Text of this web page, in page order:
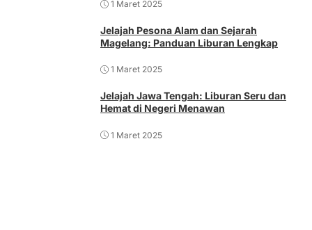
1 Maret 2025
Jelajah Pesona Alam dan Sejarah
Magelang: Panduan Liburan Lengkap
1 Maret 2025
Jelajah Jawa Tengah: Liburan Seru dan
Hemat di Negeri Menawan
1 Maret 2025